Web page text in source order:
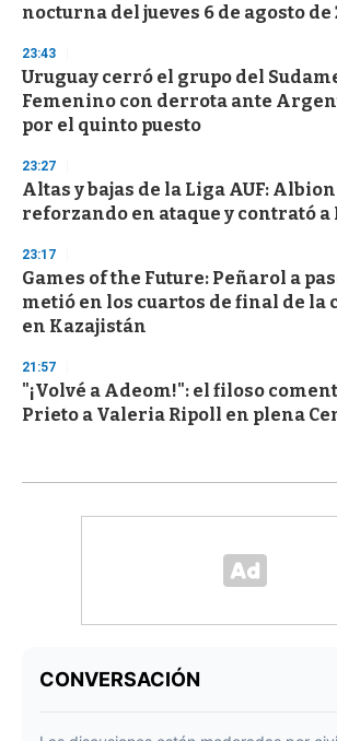
nocturna del jueves 6 de agosto de
23:43
Uruguay cerró el grupo del
Femenino con derrota ante
por el quinto puesto
23:27
Altas y bajas de la Liga AUF:
reforzando en ataque y contrató
23:17
Games of the Future: Peñarol a
metió en los cuartos de final de la
en Kazajistán
21:57
"¡Volvé a Adeom!": el filoso
Prieto a Valeria Ripoll en plena